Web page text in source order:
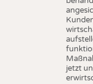
jetzt